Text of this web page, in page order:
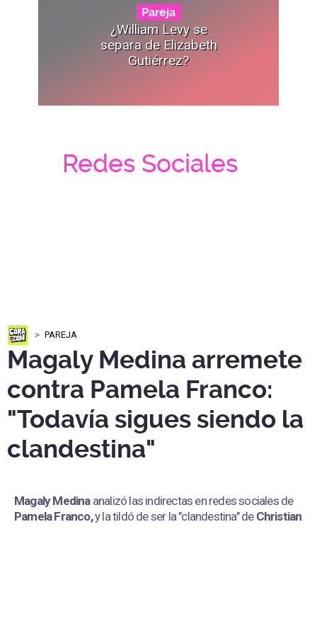
Pareja
¿William Levy se
separa de Elizabeth
Gutiérrez?
Redes Sociales
PAREJA
Magaly Medina arremete
contra Pamela Franco:
"Todavía sigues siendo la
clandestina"
Magaly Medina analizó las indirectas en redes sociales de
Pamela Franco,y la tildó de ser la "clandestina" de Christian